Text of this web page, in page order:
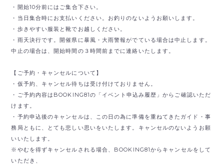
・開始10分前にはご集合下さい。
・当日集合時にお支払いください。お釣りのないようお願いします。
・歩きやすい服装と靴でお越しください。
・雨天決行です。開催県に暴風・大雨警報がでている場合は中止します。
中止の場合は、開始時間の３時間前までに連絡いたします。
【ご予約・キャンセルについて】
・仮予約、キャンセル待ちは受け付けておりません。
・ご予約内容はBOOKING81の「イベント申込み履歴」からご確認いただ
けます。
・予約申込後のキャンセルは、この日の為に準備を重ねてきたガイド・事
務局ともに、とても悲しい思いをいたします。キャンセルのないようお願
いいたします。
※やむを得ずキャンセルされる場合、BOOKING81からキャンセルをして
いただき、